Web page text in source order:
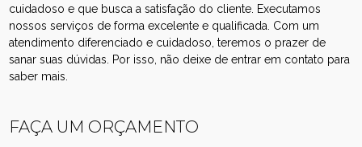
cuidadoso e que busca a satisfação do cliente. Executamos
nossos serviços de forma excelente e qualificada. Com um
atendimento diferenciado e cuidadoso, teremos o prazer de
sanar suas dúvidas. Por isso, não deixe de entrar em contato para
saber mais.
FAÇA UM ORÇAMENTO